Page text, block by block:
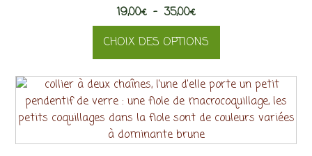
19,00€ – 35,00€Plage
de
prix :
19,00€
à
35,00€
CHOIX DES OPTIONS
produit
a
plusieurs
variations.